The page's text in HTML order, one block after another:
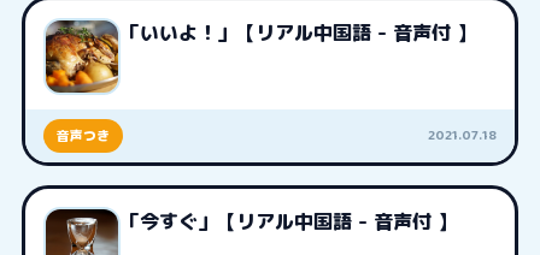
「いいよ！」【リアル中国語 - 音声付 】
音声つき 2021.07.18
「今すぐ」【リアル中国語 - 音声付 】